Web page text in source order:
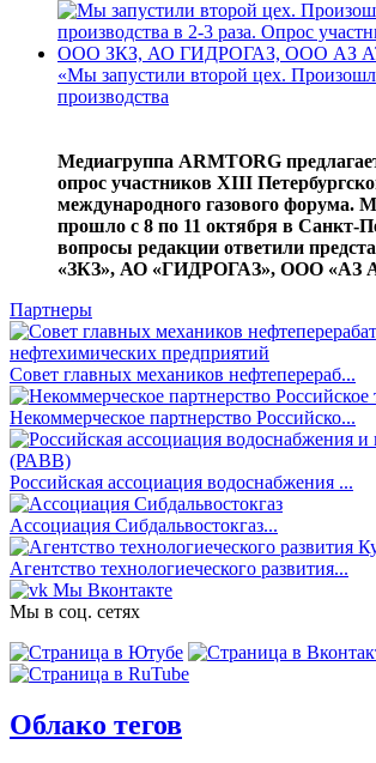
«Мы запустили второй цех.
производства
Медиагруппа ARMTORG
опрос участников XIII
международного газового форума.
прошло с 8 по 11 октября в Санкт-
вопросы редакции ответили
«ЗКЗ», АО «ГИДРОГАЗ», ООО «АЗ
Партнеры
Совет главных механиков нефтеперераб...
Некоммерческое партнерство Российско...
Российская ассоциация водоснабжения ...
Ассоциация Сибдальвостокгаз...
Агентство технологиеческого развития...
Мы Вконтакте
Мы в соц. сетях
Облако тегов